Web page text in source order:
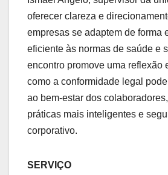
oferecer clareza e
empresas se adaptem de forma
eficiente às normas de saúde e
encontro promove uma reflexão
como a conformidade legal
ao bem-estar dos
práticas mais inteligentes e
corporativo.
SERVIÇO